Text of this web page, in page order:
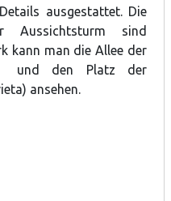
ausgestattet. Die
Aussichtsturm sind
kann man die Allee der
und den Platz der
ansehen.